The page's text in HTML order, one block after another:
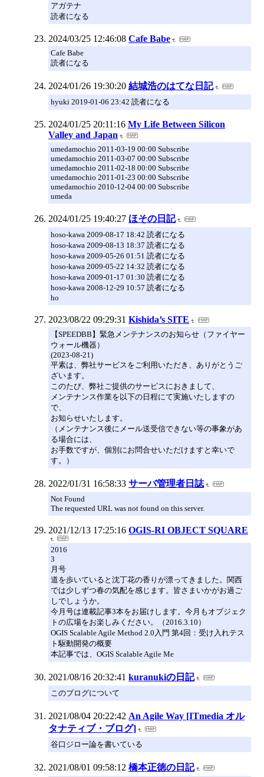
アガテナ
読者になる
2024/03/25 12:46:08 Cafe Babe
Cafe Babe
読者になる
2024/01/26 19:30:20 結城浩のはてな日記
hyuki 2019-01-06 23:42 読者になる
2024/01/25 20:11:16 My Life Between Silicon
Valley and Japan
umedamochio 2011-03-19 00:00 Subscribe
umedamochio 2011-03-07 00:00 Subscribe
umedamochio 2011-02-18 00:00 Subscribe
umedamochio 2011-01-23 00:00 Subscribe
umedamochio 2010-12-04 00:00 Subscribe
umeda
2024/01/25 19:40:27 ほその日記
hoso-kawa 2009-08-17 18:42 読者になる
hoso-kawa 2009-08-13 18:37 読者になる
hoso-kawa 2009-05-26 01:51 読者になる
hoso-kawa 2009-05-22 14:32 読者になる
hoso-kawa 2009-01-17 01:30 読者になる
hoso-kawa 2008-12-29 10:57 読者になる
ho
2023/08/22 09:29:31 Kishida’s SITE
【SPEEDBB】緊急メンテナンスのお知らせ（ファイヤー
ウォール機器）
(2023-08-21)
平素は、弊社サービスをご利用いただき、ありがとうご
ざいます。
このたび、弊社ご提供のサービスにおきまして、
メンテナンス作業を以下の日程にて実施いたしますの
で、
お知らせいたします。
（メンテナンス後にメール送受信できない等の事象があ
る場合には、
お手数ですが、個別にお問合せいただけますと幸いで
す。）
2022/01/31 16:58:33 サーバ管理者日誌
Not Found
The requested URL was not found on this server.
2021/12/13 17:25:16 OGIS-RI OBJECT SQUARE
2016
3
月号
道を歩いていると沈丁花の香りが漂ってきました。関西
では少しずつ春の気配を感じます。皆さまいかがお過ご
しでしょうか。
今月号は連載記事3本をお届けします。今月もオブジェク
トの広場をお楽しみください。（2016.3.10）
OGIS Scalable Agile Method 2.0入門 第4回：受け入れテス
ト駆動開発の概要
本記事では、OGIS Scalable Agile Me
2021/08/16 20:32:41 kuranukiの日記
このブログについて
2021/08/04 20:22:42 An Agile Way [ITmedia オル
タナティブ・ブログ]
谷口ジロー論を書いている
2021/08/01 09:58:12 橋本正徳の日記